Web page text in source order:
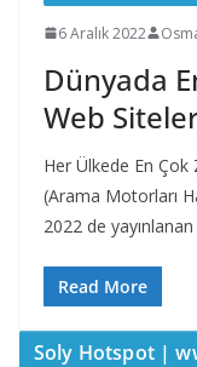
6 Aralık 2022
Dünyada
Web
Her Ülkede En Çok
(Arama Motorları
2022 de
Read More
Soly Hotspot |